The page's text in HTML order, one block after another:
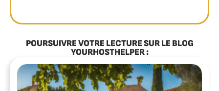
POURSUIVRE VOTRE LECTURE SUR LE BLOG
YOURHOSTHELPER :